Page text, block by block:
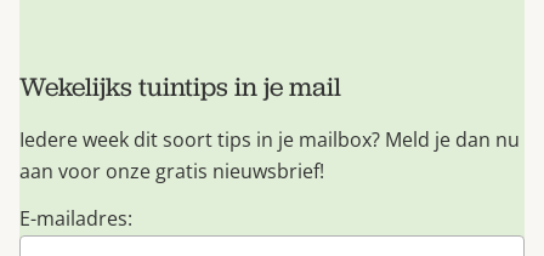
Wekelijks tuintips in je mail
Iedere week dit soort tips in je mailbox? Meld je dan nu
aan voor onze gratis nieuwsbrief!
E-mailadres: